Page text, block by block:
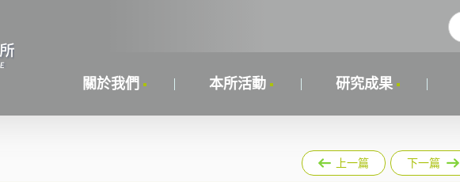
關於我們 本所活動 研究成果
上一篇 下一篇